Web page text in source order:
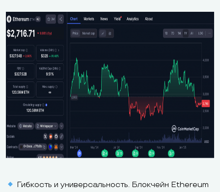
Гибкость и универсальность. Блокчейн Ethereum